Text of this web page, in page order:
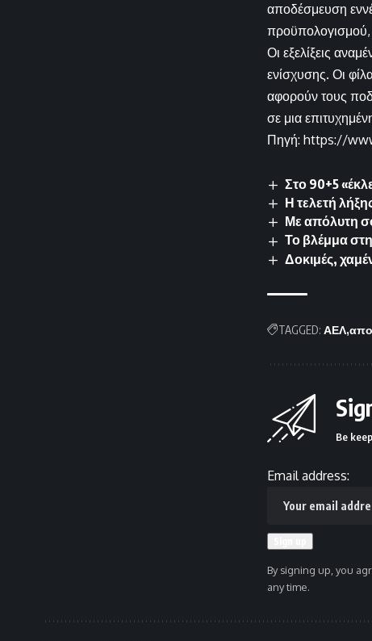
αποδέσμευση
προϋπολογισμού,
Οι εξελίξεις
ενίσχυσης. Οι
αφορούν τους
σε μια
Πηγή: https://
Στο 90+5
Η τελετή
Με απόλυτη
Το βλέμμα
Δοκιμές,
TAGGED: ΑΕΛ
Be
Email address:
By signing up, you
any time.